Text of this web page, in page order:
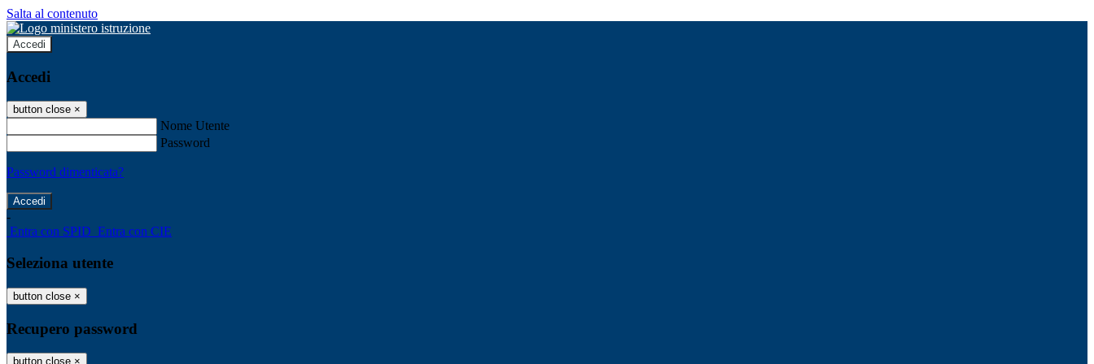
Salta al contenuto
Accedi
Accedi
button close ×
Nome Utente
Password
Password dimenticata?
-
Entra con SPID Entra con CIE
Seleziona utente
button close ×
Recupero password
button close ×